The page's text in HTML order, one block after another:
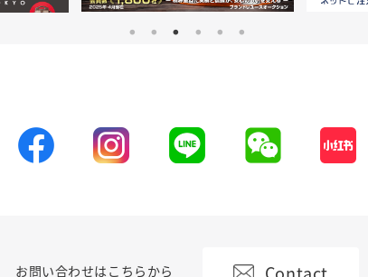
お問い合わせはこちらから